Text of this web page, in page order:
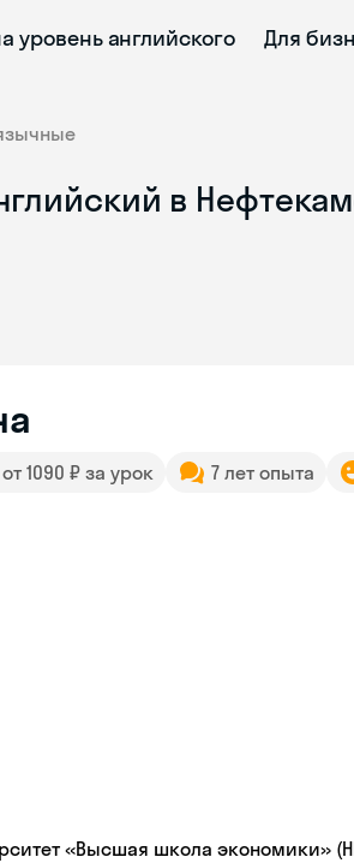
уровень английского Для
в
от 1090 ₽ за урок 7 лет опыта
«Высшая школа экономики»